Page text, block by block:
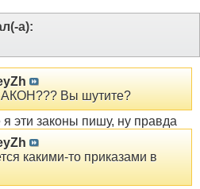
а):
Вы шутите?
эти законы пишу, ну правда
какими-то приказами в